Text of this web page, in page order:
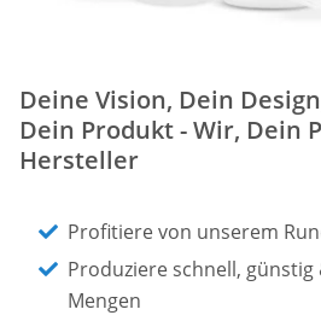
Deine Vision, Dein
Dein Produkt - Wir, Dein
Hersteller
Profitiere von unserem
Produziere schnell,
Mengen